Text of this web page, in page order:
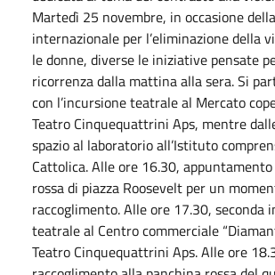
Martedì 25 novembre, in occasione
internazionale per l’eliminazione della
le donne, diverse le iniziative pensate
ricorrenza dalla mattina alla sera. Si
con l’incursione teatrale al Mercato
Teatro Cinquequattrini Aps, mentre
spazio al laboratorio all’Istituto
Cattolica. Alle ore 16.30,
rossa di piazza Roosevelt per un
raccoglimento. Alle ore 17.30, seconda
teatrale al Centro commerciale
Teatro Cinquequattrini Aps. Alle ore